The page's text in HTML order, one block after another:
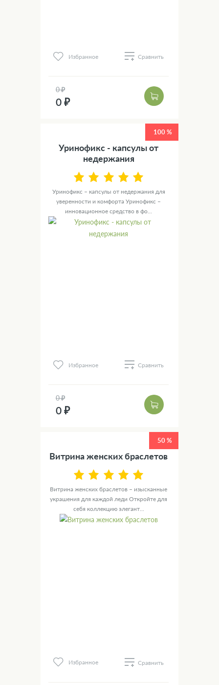
Избранное Сравнить
0 ₽
0 ₽
100 %
Уринофикс - капсулы от
недержания
Уринофикс – капсулы от недержания для
уверенности и комфорта Уринофикс –
инновационное средство в фо...
Избранное Сравнить
0 ₽
0 ₽
50 %
Витрина женских браслетов
Витрина женских браслетов – изысканные
украшения для каждой леди Откройте для
себя коллекцию элегант...
Избранное Сравнить